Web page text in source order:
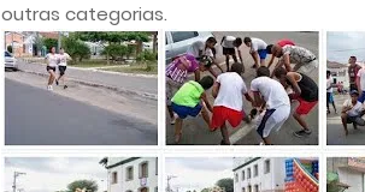
outras categorias.